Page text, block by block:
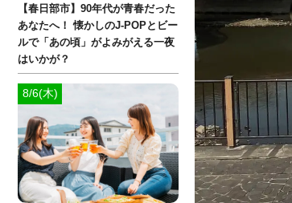
【春日部市】90年代が青春だった
あなたへ！ 懐かしのJ-POPとビー
ルで「あの頃」がよみがえる一夜
はいかが？
8/6(木)